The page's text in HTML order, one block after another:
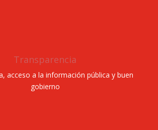
Transparencia
acceso a la información pública y buen
gobierno